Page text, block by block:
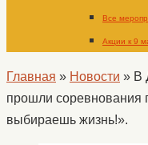
Все
Акции к 9
Главная » Новости » В
прошли соревнования
выбираешь жизнь!».